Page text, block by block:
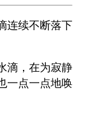
连续不断落下
滴，在为寂静
一点一点地唤